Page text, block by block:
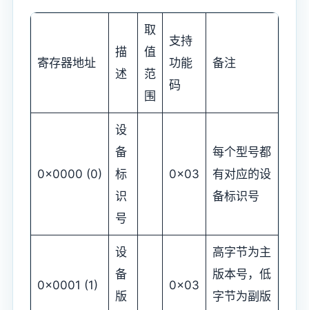
寄存器地址
描
述
取
值
范
围
支持
功能
码
备注
0x0000 (0)
设
备
标
识
号
0x03
每个型号都
有对应的设
备标识号
0x0001 (1)
设
备
版
0x03
高字节为主
版本号，低
字节为副版